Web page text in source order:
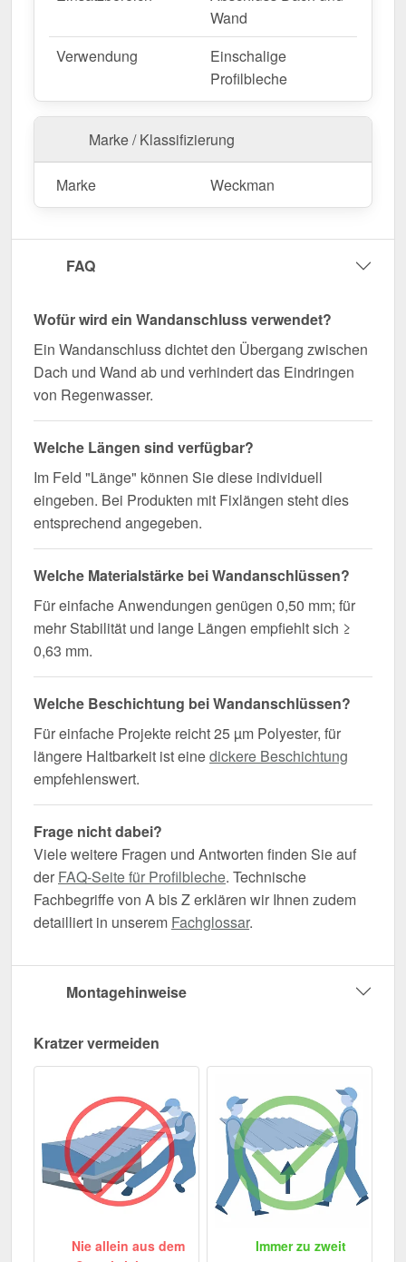
schnelle und passgenaue Montage. Die
beträgt max. 3,50 m, sodass Sie den Abschluss
optimal an Ihre Dachfläche anpassen können.
Falls vor Ort Anpassungen nötig sind, kann das
Kantteil mühelos durch Sägen gekürzt werden.
Jetzt Wandanschluss | 16 x 11,5 cm | 95°
bestellen – Passgenau für Ihr Projekt & schnell
geliefert!
Langlebig, wetterfest, individuell auf Maß – bestellen
Wegen Sonderanfertigung vom Widerruf ausgeschlossen
Wand
Verwendung
Einschalige
Profilbleche
Marke / Klassifizierung
Marke Weckman
FAQ
Wofür wird ein Wandanschluss verwendet?
Ein Wandanschluss dichtet den Übergang zwischen
Dach und Wand ab und verhindert das Eindringen
von Regenwasser.
Welche Längen sind verfügbar?
Im Feld "Länge" können Sie diese individuell
eingeben. Bei Produkten mit Fixlängen steht dies
entsprechend angegeben.
Welche Materialstärke bei Wandanschlüssen?
Für einfache Anwendungen genügen 0,50 mm; für
mehr Stabilität und lange Längen empfiehlt sich ≥
0,63 mm.
Welche Beschichtung bei Wandanschlüssen?
Für einfache Projekte reicht 25 µm Polyester, für
längere Haltbarkeit ist einedickere Beschichtung
empfehlenswert.
Frage nicht dabei?
Viele weitere Fragen und Antworten finden Sie auf
der FAQ-Seite für Profilbleche. Technische
Fachbegriffe von A bis Z erklären wir Ihnen zudem
detailliert in unserem Fachglossar.
Montagehinweise
Kratzer vermeiden
Nie allein aus dem
Immer zu zweit